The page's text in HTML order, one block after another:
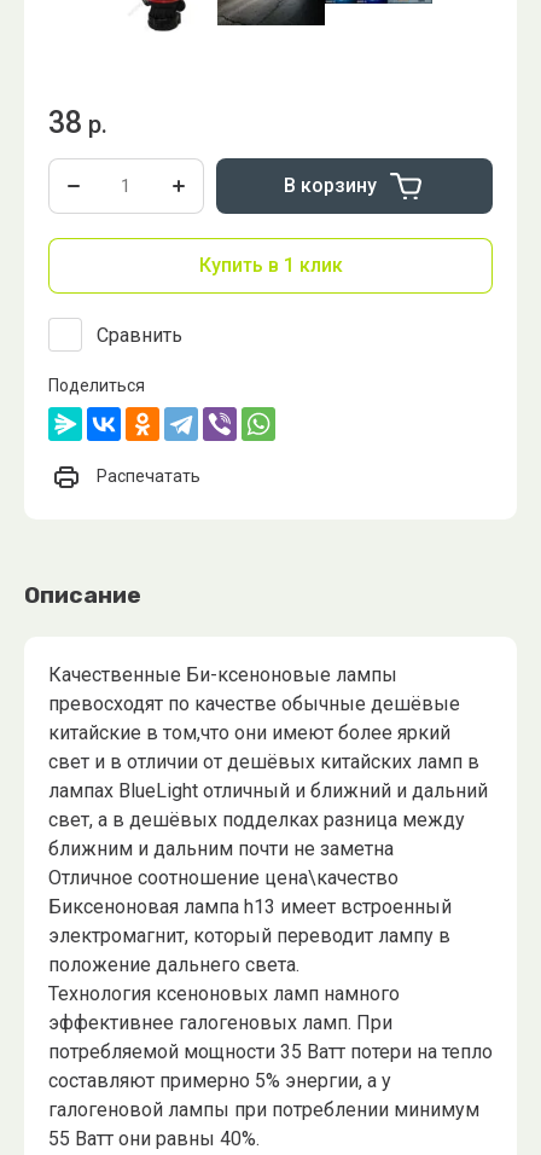
38 р.
В корзину
Купить в 1 клик
Сравнить
Поделиться
Распечатать
Описание
Качественные Би-ксеноновые лампы
превосходят по качестве обычные дешёвые
китайские в том,что они имеют более яркий
свет и в отличии от дешёвых китайских ламп в
лампах BlueLight отличный и ближний и дальний
свет, а в дешёвых подделках разница между
ближним и дальним почти не заметна
Отличное соотношение цена\качество
Биксеноновая лампа h13 имеет встроенный
электромагнит, который переводит лампу в
положение дальнего света.
Технология ксеноновых ламп намного
эффективнее галогеновых ламп. При
потребляемой мощности 35 Ватт потери на тепло
составляют примерно 5% энергии, а у
галогеновой лампы при потреблении минимум
55 Ватт они равны 40%.